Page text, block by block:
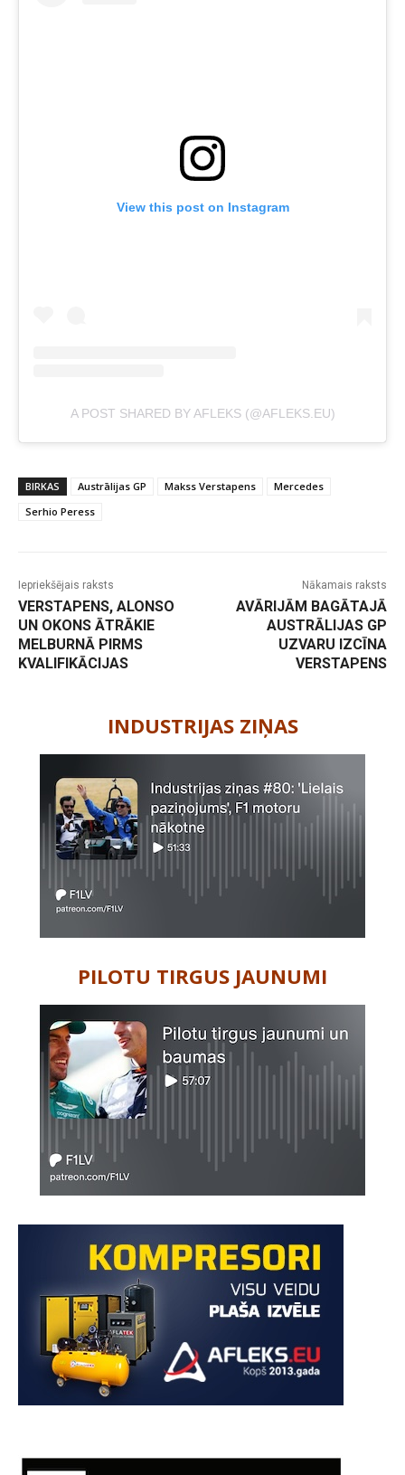
View this post on Instagram
A POST SHARED BY AFLEKS (@AFLEKS.EU)
BIRKAS Austrālijas GP Makss Verstapens
Mercedes
Serhio Peress
Iepriekšējais raksts
VERSTAPENS, ALONSO
UN OKONS ĀTRĀKIE
MELBURNĀ PIRMS
KVALIFIKĀCIJAS
Nākamais raksts
AVĀRIJĀM BAGĀTAJĀ
AUSTRĀLIJAS GP
UZVARU IZCĪNA
VERSTAPENS
INDUSTRIJAS ZIŅAS
PILOTU TIRGUS JAUNUMI